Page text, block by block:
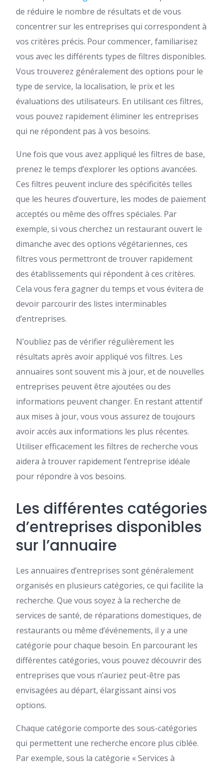
de réduire le nombre de résultats et de vous
concentrer sur les entreprises qui correspondent à
vos critères précis. Pour commencer, familiarisez
vous avec les différents types de filtres disponibles.
Vous trouverez généralement des options pour le
type de service, la localisation, le prix et les
évaluations des utilisateurs. En utilisant ces filtres,
vous pouvez rapidement éliminer les entreprises
qui ne répondent pas à vos besoins.
Une fois que vous avez appliqué les filtres de base,
prenez le temps d’explorer les options avancées.
Ces filtres peuvent inclure des spécificités telles
que les heures d’ouverture, les modes de paiement
acceptés ou même des offres spéciales. Par
exemple, si vous cherchez un restaurant ouvert le
dimanche avec des options végétariennes, ces
filtres vous permettront de trouver rapidement
des établissements qui répondent à ces critères.
Cela vous fera gagner du temps et vous évitera de
devoir parcourir des listes interminables
d’entreprises.
N’oubliez pas de vérifier régulièrement les
résultats après avoir appliqué vos filtres. Les
annuaires sont souvent mis à jour, et de nouvelles
entreprises peuvent être ajoutées ou des
informations peuvent changer. En restant attentif
aux mises à jour, vous vous assurez de toujours
avoir accès aux informations les plus récentes.
Utiliser efficacement les filtres de recherche vous
aidera à trouver rapidement l’entreprise idéale
pour répondre à vos besoins.
Les différentes catégories
d’entreprises disponibles
sur l’annuaire
Les annuaires d’entreprises sont généralement
organisés en plusieurs catégories, ce qui facilite la
recherche. Que vous soyez à la recherche de
services de santé, de réparations domestiques, de
restaurants ou même d’événements, il y a une
catégorie pour chaque besoin. En parcourant les
différentes catégories, vous pouvez découvrir des
entreprises que vous n’auriez peut-être pas
envisagées au départ, élargissant ainsi vos
options.
Chaque catégorie comporte des sous-catégories
qui permettent une recherche encore plus ciblée.
Par exemple, sous la catégorie « Services à